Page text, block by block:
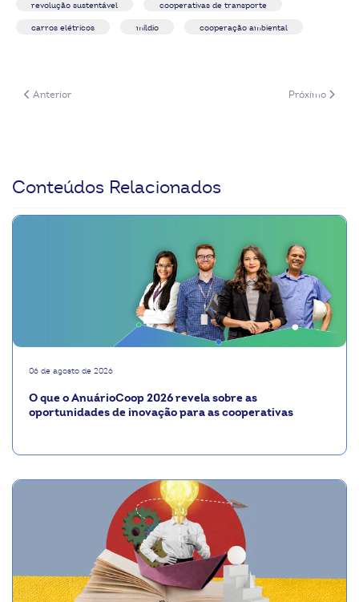
revolução sustentável cooperativas de transporte
carros elétricos míldio cooperação ambiental
Artigo anterior: Uso da Inteligência Artificial para multiplicar eficiência
Anterior Próximo
Próximo
Conteúdos Relacionados
06 de agosto de 2026
O que o AnuárioCoop 2026 revela sobre as
oportunidades de inovação para as cooperativas